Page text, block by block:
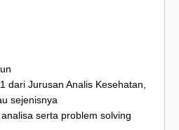
dari Jurusan Analis Kesehatan,
sejenisnya
serta problem solving